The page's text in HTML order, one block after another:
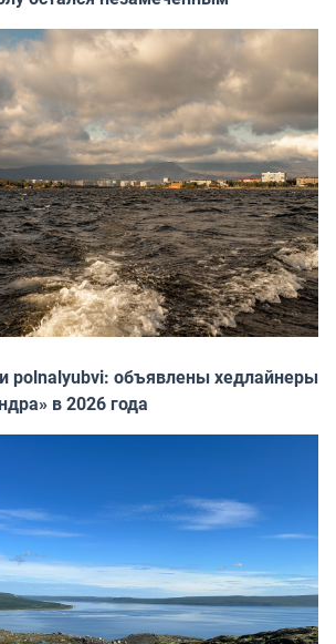
polnalyubvi: объявлены хедлайнеры
в 2026 года